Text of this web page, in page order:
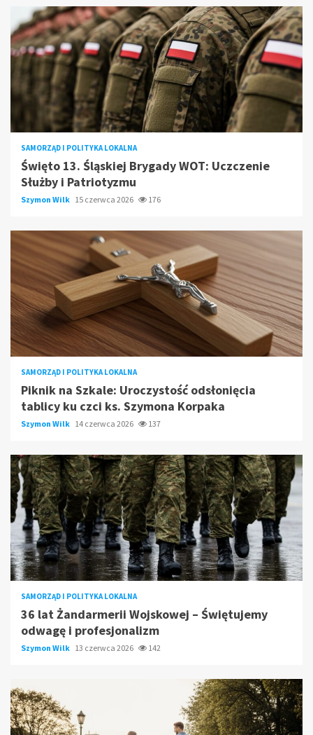
SAMORZĄD I POLITYKA LOKALNA
Święto 13. Śląskiej Brygady WOT: Uczczenie
Służby i Patriotyzmu
Szymon Wilk 15 czerwca 2026 176
SAMORZĄD I POLITYKA LOKALNA
Piknik na Szkale: Uroczystość odsłonięcia
tablicy ku czci ks. Szymona Korpaka
Szymon Wilk 14 czerwca 2026 137
SAMORZĄD I POLITYKA LOKALNA
36 lat Żandarmerii Wojskowej – Świętujemy
odwagę i profesjonalizm
Szymon Wilk 13 czerwca 2026 142